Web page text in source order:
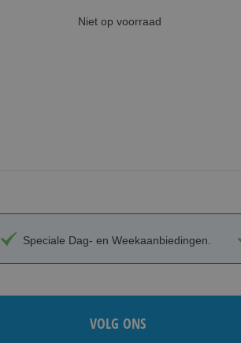
Niet op voorraad
Speciale Dag- en Weekaanbiedingen.
VOLG ONS